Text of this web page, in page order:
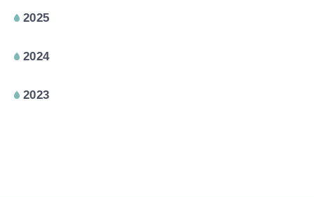
2025
2024
2023